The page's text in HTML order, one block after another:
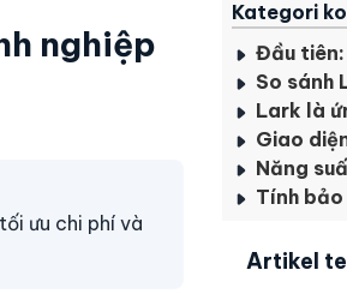
nghiệp
ưu chi phí và
Kategori
Đầu tiên: Slack
So sánh Lark và
Lark là ứng
Giao diện người
Năng suất: Lark
Tính bảo mật: Cả
Artikel